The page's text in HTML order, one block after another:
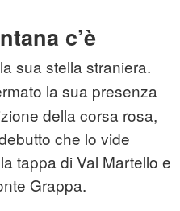
c’è
sua stella straniera.
la sua presenza
della corsa rosa,
che lo vide
tappa di Val Martello e
Grappa.